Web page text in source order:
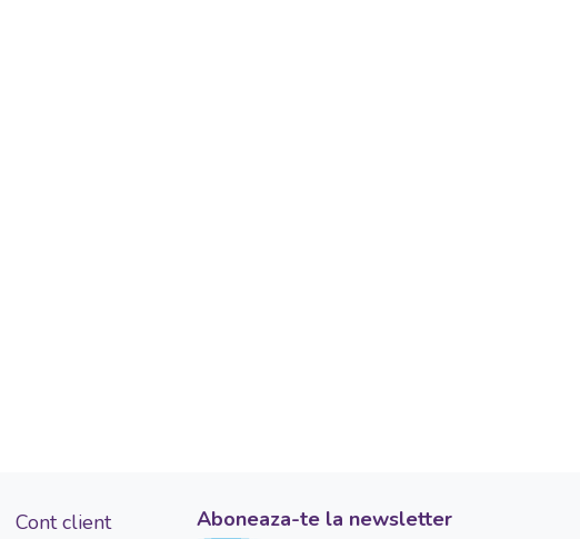
Cont client Aboneaza-te la newsletter